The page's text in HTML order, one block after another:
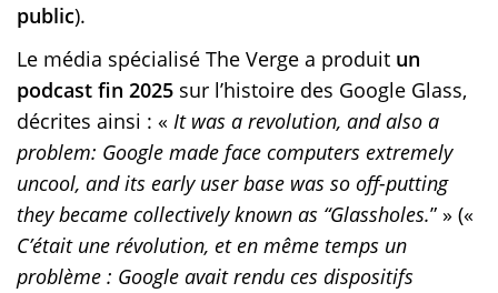
public).
Le média spécialisé The Verge a produit un
podcast fin 2025 sur l’histoire des Google Glass,
décrites ainsi : « It was a revolution, and also a
problem: Google made face computers extremely
uncool, and its early user base was so off-putting
they became collectively known as “Glassholes.” » («
C’était une révolution, et en même temps un
problème : Google avait rendu ces dispositifs